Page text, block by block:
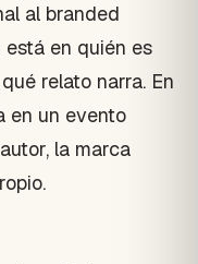
al branded
en quién es
relato narra. En
en un evento
la marca